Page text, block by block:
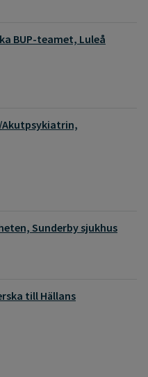
BUP-teamet, Luleå
Akutpsykiatrin,
Sunderby sjukhus
till Hällans